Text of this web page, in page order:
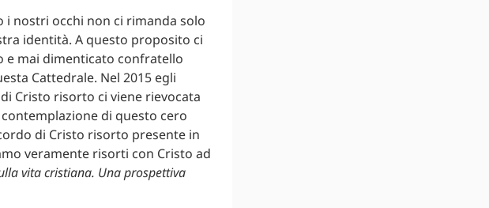
nostri occhi non ci rimanda solo
identità. A questo proposito ci
e mai dimenticato confratello
Cattedrale. Nel 2015 egli
Cristo risorto ci viene rievocata
di questo cero
di Cristo risorto presente in
veramente risorti con Cristo ad
vita cristiana. Una prospettiva